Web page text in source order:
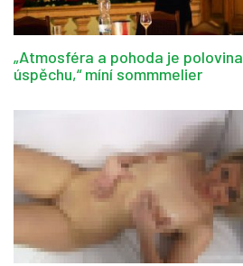
„Atmosféra a pohoda je polovina
úspěchu,“ míní sommmelier